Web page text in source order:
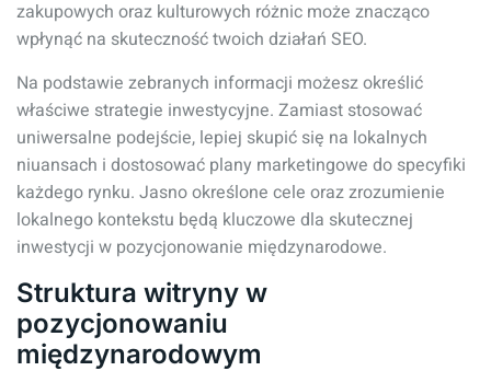
zakupowych oraz kulturowych różnic może znacząco
wpłynąć na skuteczność twoich działań SEO.
Na podstawie zebranych informacji możesz określić
właściwe strategie inwestycyjne. Zamiast stosować
uniwersalne podejście, lepiej skupić się na lokalnych
niuansach i dostosować plany marketingowe do specyfiki
każdego rynku. Jasno określone cele oraz zrozumienie
lokalnego kontekstu będą kluczowe dla skutecznej
inwestycji w pozycjonowanie międzynarodowe.
Struktura witryny w
pozycjonowaniu
międzynarodowym